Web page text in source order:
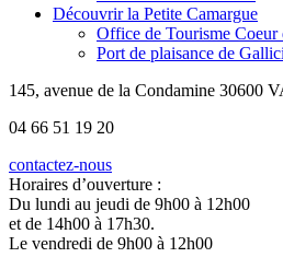
Découvrir la Petite Camargue
Office de Tourisme Coeur
Port de plaisance de
145, avenue de la Condamine 30600
04 66 51 19 20
contactez-nous
Horaires d’ouverture :
Du lundi au jeudi de 9h00 à 12h00
et de 14h00 à 17h30.
Le vendredi de 9h00 à 12h00